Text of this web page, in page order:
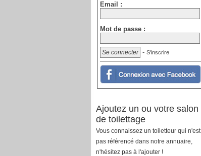
Email :
Mot de passe :
- S'inscrire
Ajoutez un ou votre salon
de toilettage
Vous connaissez un toiletteur qui n'est
pas référencé dans notre annuaire,
n'hésitez pas à l'ajouter !